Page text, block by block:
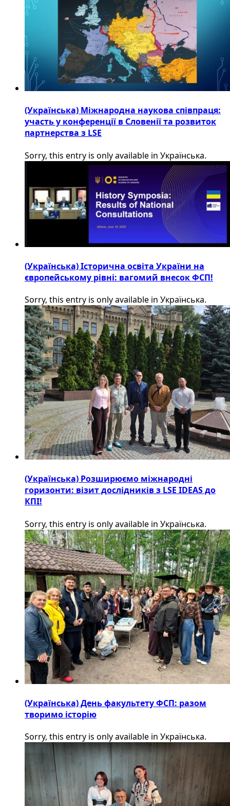
(Українська) Міжнародна наукова співпраця:
участь у конференції в Словенії та розвиток
партнерства з LSE
Sorry, this entry is only available in Українська.
(Українська) Історична освіта України на
європейському рівні: вагомий внесок ФСП!
Sorry, this entry is only available in Українська.
(Українська) Розширюємо міжнародні
горизонти: візит дослідників з LSE IDEAS до
КПІ!
Sorry, this entry is only available in Українська.
(Українська) День факультету ФСП: разом
творимо історію
Sorry, this entry is only available in Українська.